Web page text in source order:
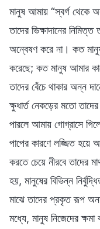
মানুষ আমায় “স্বর্গ থেকে
তাদের ভিক্ষাদানের
অন্বেষণ করে না। কত
করেছে; কত মানুষ আমার
তাদের বেঁচে থাকার অন্ন
ক্ষুধার্ত নেকড়ের মতো
পারলে আমায় গোগ্রাসে
পাপের কারণে লজ্জিত হয়ে
করতে চেয়ে নীরবে তাদের
হয়, মানুষের বিভিন্ন
মাঝে তাদের প্রকৃত রূপ
মধ্যে, মানুষ নিজেদের